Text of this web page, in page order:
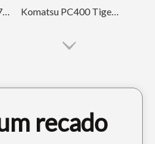
Komatsu D85 175-78-31230 Dentes de caçamba forjados para escavadeira Komatsu PC400 Tiger dente de escavadeira para engenharia 208-70-14152TL
recado